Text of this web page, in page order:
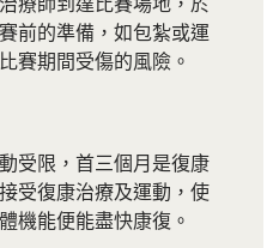
療師到達比賽場地，於
前的準備，如包紮或運
賽期間受傷的風險。
受限，首三個月是復康
受復康治療及運動，使
機能便能盡快康復。